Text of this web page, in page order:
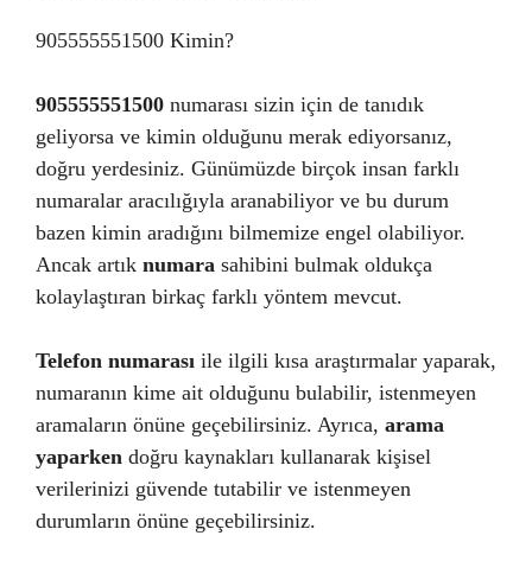
905555551500 Kimin?
905555551500 numarası sizin için de tanıdık
geliyorsa ve kimin olduğunu merak ediyorsanız,
doğru yerdesiniz. Günümüzde birçok insan farklı
numaralar aracılığıyla aranabiliyor ve bu durum
bazen kimin aradığını bilmemize engel olabiliyor.
Ancak artık numara sahibini bulmak oldukça
kolaylaştıran birkaç farklı yöntem mevcut.
Telefon numarası ile ilgili kısa araştırmalar yaparak,
numaranın kime ait olduğunu bulabilir, istenmeyen
aramaların önüne geçebilirsiniz. Ayrıca, arama
yaparken doğru kaynakları kullanarak kişisel
verilerinizi güvende tutabilir ve istenmeyen
durumların önüne geçebilirsiniz.